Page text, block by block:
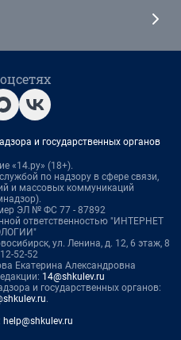
и государственных органов
«14.ру» (18+).
по надзору в сфере связи,
и массовых коммуникаций
ЭЛ № ФС 77 - 87892
ответственностью "ИНТЕРНЕТ
ул. Ленина, д. 12, 6 этаж, 8
52-52
Екатерина Александровна
14@shkulev.ru
и государственных органов:
.
help@shkulev.ru